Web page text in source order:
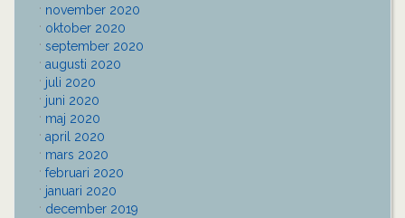
november 2020
oktober 2020
september 2020
augusti 2020
juli 2020
juni 2020
maj 2020
april 2020
mars 2020
februari 2020
januari 2020
december 2019